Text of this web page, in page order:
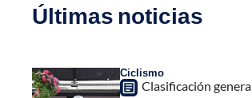
Últimas noticias
Ciclismo
Clasificación